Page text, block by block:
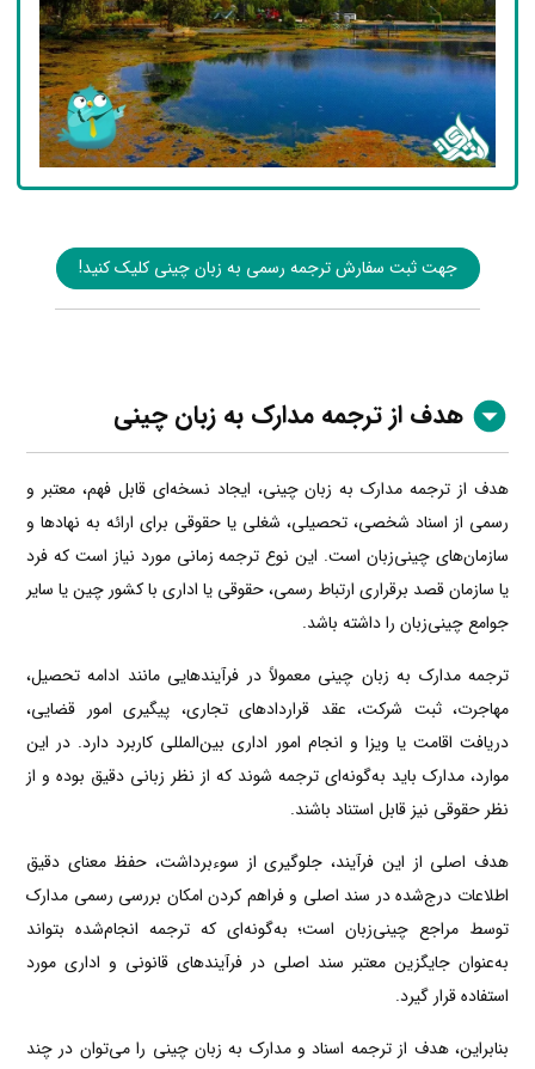
جهت ثبت سفارش ترجمه رسمی به زبان چینی کلیک کنید!
هدف از ترجمه مدارک به زبان چینی
هدف از ترجمه مدارک به زبان چینی، ایجاد نسخه‌ای قابل فهم، معتبر و
رسمی از اسناد شخصی، تحصیلی، شغلی یا حقوقی برای ارائه به نهادها و
سازمان‌های چینی‌زبان است. این نوع ترجمه زمانی مورد نیاز است که فرد
یا سازمان قصد برقراری ارتباط رسمی، حقوقی یا اداری با کشور چین یا سایر
جوامع چینی‌زبان را داشته باشد.
ترجمه مدارک به زبان چینی معمولاً در فرآیندهایی مانند ادامه تحصیل،
مهاجرت، ثبت شرکت، عقد قراردادهای تجاری، پیگیری امور قضایی،
دریافت اقامت یا ویزا و انجام امور اداری بین‌المللی کاربرد دارد. در این
موارد، مدارک باید به‌گونه‌ای ترجمه شوند که از نظر زبانی دقیق بوده و از
نظر حقوقی نیز قابل استناد باشند.
هدف اصلی از این فرآیند، جلوگیری از سوءبرداشت، حفظ معنای دقیق
اطلاعات درج‌شده در سند اصلی و فراهم کردن امکان بررسی رسمی مدارک
توسط مراجع چینی‌زبان است؛ به‌گونه‌ای که ترجمه انجام‌شده بتواند
به‌عنوان جایگزین معتبر سند اصلی در فرآیندهای قانونی و اداری مورد
استفاده قرار گیرد.
بنابراین، هدف از ترجمه اسناد و مدارک به زبان چینی را می‌توان در چند